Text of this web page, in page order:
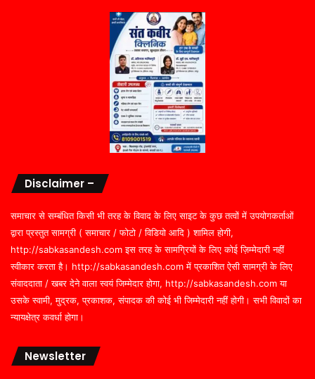
Disclaimer –
समाचार से सम्बंधित किसी भी तरह के विवाद के लिए साइट के कुछ तत्वों में उपयोगकर्ताओं
द्वारा प्रस्तुत सामग्री ( समाचार / फोटो / विडियो आदि ) शामिल होगी,
http://sabkasandesh.com इस तरह के सामग्रियों के लिए कोई ज़िम्मेदारी नहीं
स्वीकार करता है। http://sabkasandesh.com में प्रकाशित ऐसी सामग्री के लिए
संवाददाता / खबर देने वाला स्वयं जिम्मेदार होगा, http://sabkasandesh.com या
उसके स्वामी, मुद्रक, प्रकाशक, संपादक की कोई भी जिम्मेदारी नहीं होगी। सभी विवादों का
न्यायक्षेत्र कवर्धा होगा।
Newsletter